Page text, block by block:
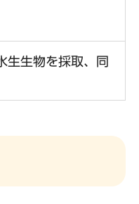
生生物を採取、同